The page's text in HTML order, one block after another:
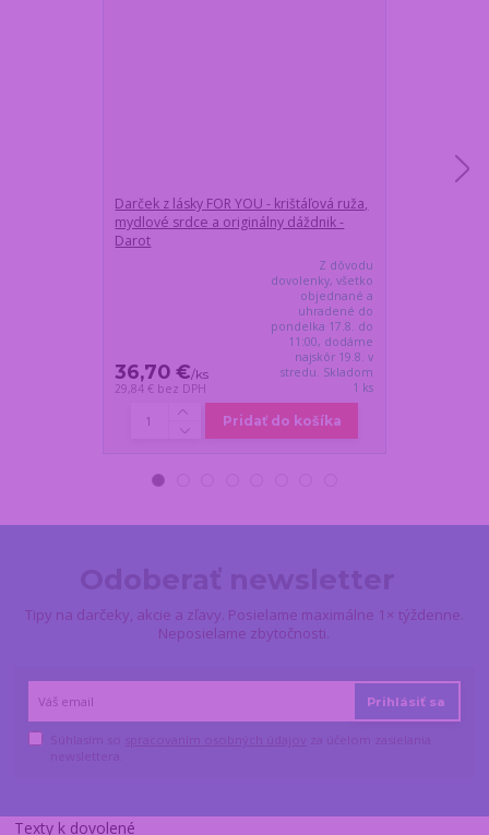
Darček z lásky FOR YOU - krištáľová ruža,
mydlové srdce a originálny dáždnik -
Darot
36,70 €/ks
29,84 € bez DPH
Z dôvodu
dovolenky, všetko
objednané a
uhradené do
pondelka 17.8. do
11:00, dodáme
najskôr 19.8. v
stredu. Skladom
1 ks
Pridať do košíka
Tipy na darčeky, akcie a zľavy. Posielame maximálne 1× týždenne.
Neposielame zbytočnosti.
Prihlásiť sa
Texty k dovolené